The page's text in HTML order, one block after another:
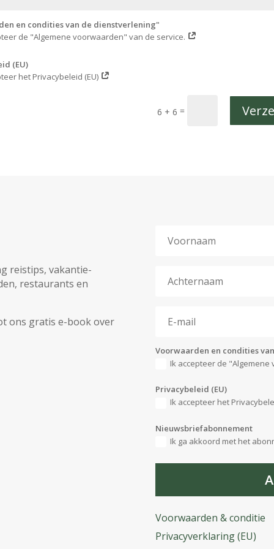
en condities van de dienstverlening"
de "Algemene voorwaarden" van de service.
(EU)
het Privacybeleid (EU)
6 + 6 =
reistips, vakantie-
restaurants en
ons gratis e-book over
Voorwaarden en condities
Ik accepteer de
Privacybeleid (EU)
Ik accepteer het
Nieuwsbriefabonnement
Ik ga akkoord met het
Voorwaarden & conditie
Privacyverklaring (EU)